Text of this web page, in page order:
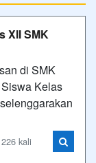
XII SMK
di SMK
Kelas
kali